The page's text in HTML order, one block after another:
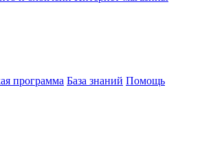
программа База знаний Помощь